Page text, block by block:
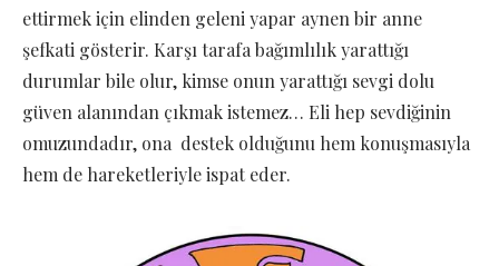
ettirmek için elinden geleni yapar aynen bir anne
şefkati gösterir. Karşı tarafa bağımlılık yarattığı
durumlar bile olur, kimse onun yarattığı sevgi dolu
güven alanından çıkmak istemez… Eli hep sevdiğinin
omuzundadır, ona destek olduğunu hem konuşmasıyla
hem de hareketleriyle ispat eder.